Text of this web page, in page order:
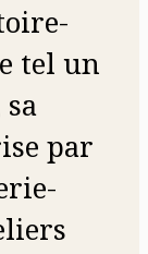
tel un
par